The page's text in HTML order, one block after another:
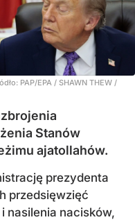
PAP/EPA / SHAWN THEW /
Stanów
ajatollahów.
prezydenta
przedsięwzięć
nasilenia nacisków,